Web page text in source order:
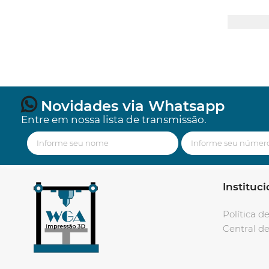
Novidades via Whatsapp
Entre em nossa lista de transmissão.
Política
Central